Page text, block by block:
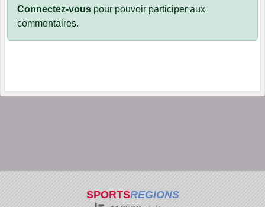
Connectez-vous pour pouvoir participer aux
commentaires.
SPORTSREGIONS